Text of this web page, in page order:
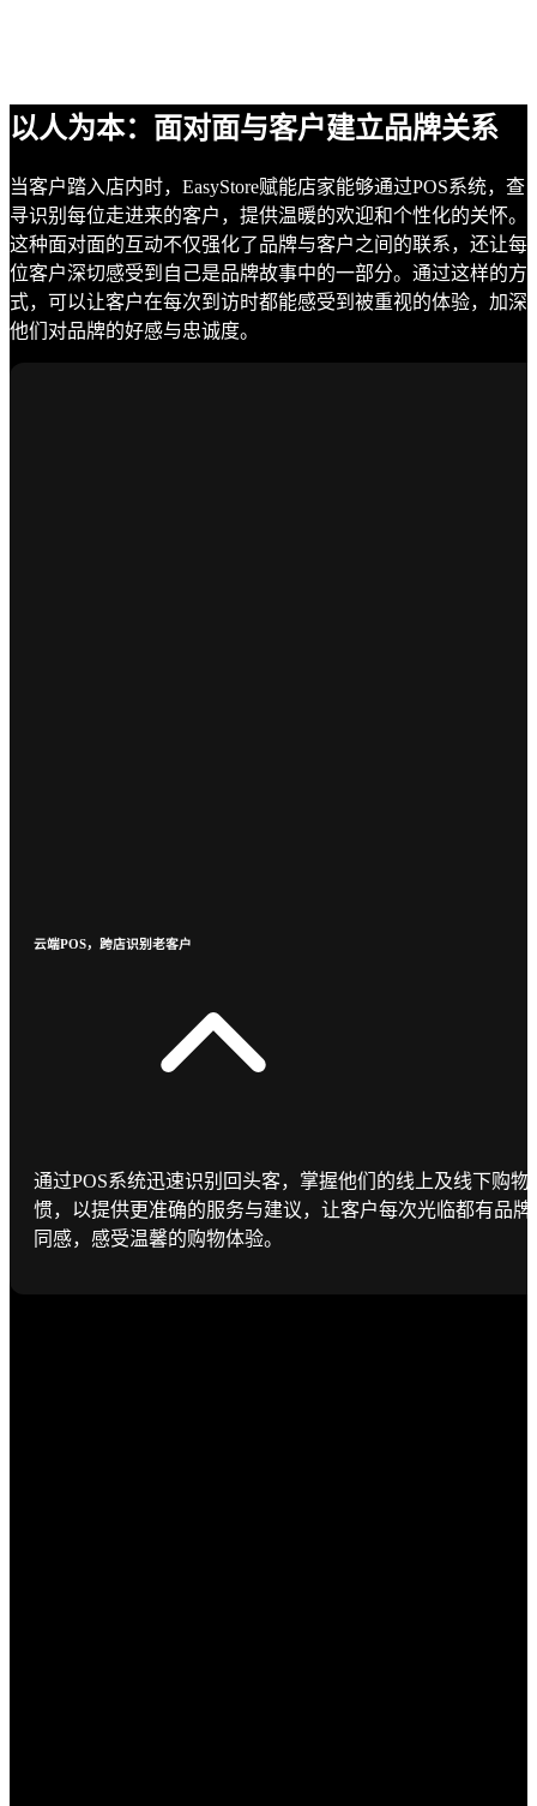
以人为本：面对面与客户建立品牌关系
当客户踏入店内时，EasyStore赋能店家能够通过POS系统，查
寻识别每位走进来的客户，提供温暖的欢迎和个性化的关怀。
这种面对面的互动不仅强化了品牌与客户之间的联系，还让每
位客户深切感受到自己是品牌故事中的一部分。通过这样的方
式，可以让客户在每次到访时都能感受到被重视的体验，加深
他们对品牌的好感与忠诚度。
云端POS，跨店识别老客户
通过POS系统迅速识别回头客，掌握他们的线上及线下购物
惯，以提供更准确的服务与建议，让客户每次光临都有品牌
同感，感受温馨的购物体验。